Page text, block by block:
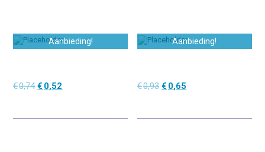
Aanbieding!
€0,74Oorspronkelijke
€0,74.
€ 0,52
€0,52.
Aanbieding!
€0,93 Oorspronkelijke
€0,93.
€ 0,65
€0,65.